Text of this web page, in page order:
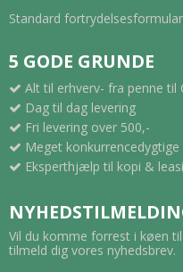
Standard fortrydelsesformular
5 GODE GRUNDE
Alt til erhverv- fra penne til
Dag til dag levering
Fri levering over 500,-
Meget konkurrencedygtige
Eksperthjælp til kopi &
Vil du komme forrest i køen
tilmeld dig vores nyhedsbrev.